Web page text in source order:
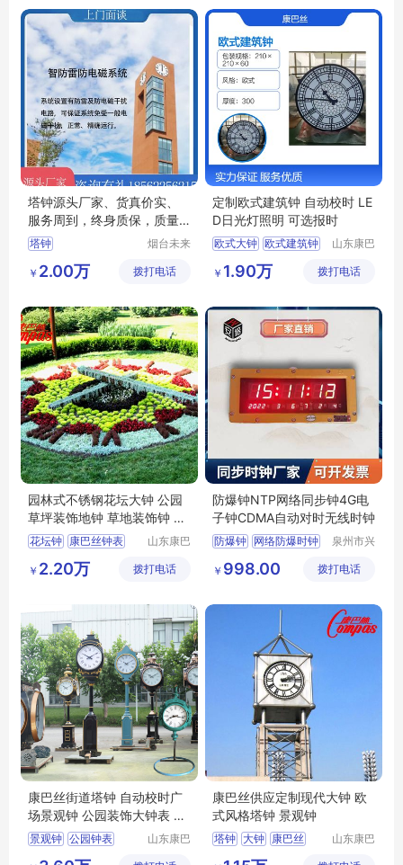
塔钟源头厂家、货真价实、
服务周到，终身质保，质量
保证
塔钟
烟台未来
科技有限
￥ 2.00万 拨打电话
定制欧式建筑钟 自动校时 LE
D日光灯照明 可选报时
欧式大钟 欧式建筑钟
欧式建筑大钟
山东康巴
限公司
￥ 1.90万 拨打电话
园林式不锈钢花坛大钟 公园
草坪装饰地钟 草地装饰钟 大
型花钟
花坛钟 康巴丝钟表
康巴丝大钟
山东康巴
限公司
￥ 2.20万 拨打电话
防爆钟NTP网络同步钟4G电
子钟CDMA自动对时无线时钟
防爆钟 网络防爆时钟
泉州市兴
科技有限
￥ 998.00 拨打电话
康巴丝街道塔钟 自动校时广
场景观钟 公园装饰大钟表 花
钟
景观钟 公园钟表
山东康巴
康巴丝供应定制现代大钟 欧
式风格塔钟 景观钟
塔钟 大钟 康巴丝
山东康巴